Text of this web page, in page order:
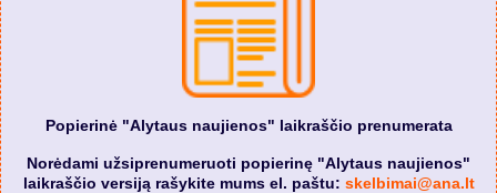
Popierinė "Alytaus naujienos" laikraščio prenumerata
Norėdami užsiprenumeruoti popierinę "Alytaus naujienos"
laikraščio versiją rašykite mums el. paštu: skelbimai@ana.lt